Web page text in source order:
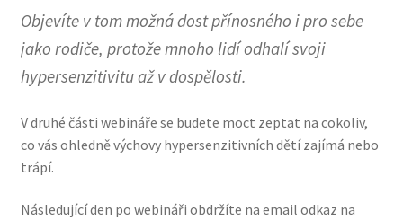
Objevíte v tom možná dost přínosného i pro sebe
jako rodiče, protože mnoho lidí odhalí svoji
hypersenzitivitu až v dospělosti.
V druhé části webináře se budete moct zeptat na cokoliv,
co vás ohledně výchovy hypersenzitivních dětí zajímá nebo
trápí.
Následující den po webináři obdržíte na email odkaz na